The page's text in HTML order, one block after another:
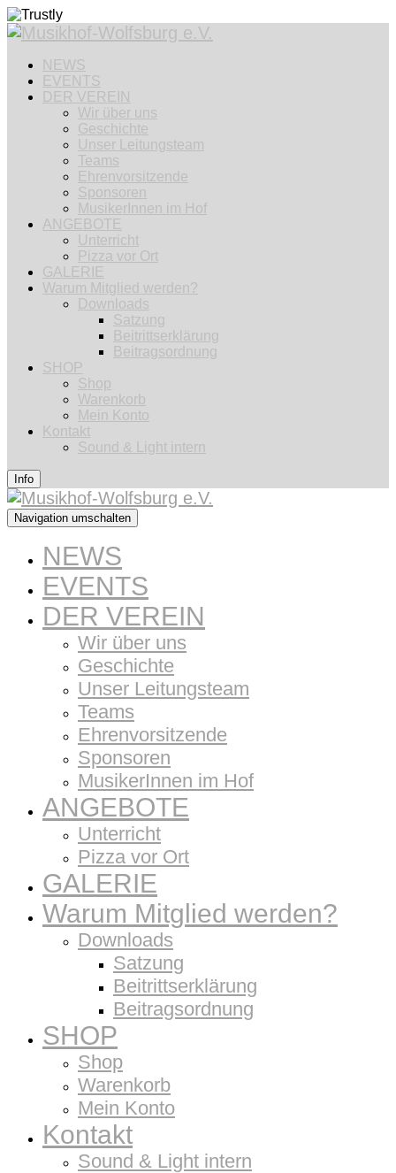
NEWS
EVENTS
DER VEREIN
Wir über uns
Geschichte
Unser Leitungsteam
Teams
Ehrenvorsitzende
Sponsoren
MusikerInnen im Hof
ANGEBOTE
Unterricht
Pizza vor Ort
GALERIE
Warum Mitglied werden?
Downloads
Satzung
Beitrittserklärung
Beitragsordnung
SHOP
Shop
Warenkorb
Mein Konto
Kontakt
Sound & Light intern
Info
Navigation umschalten
NEWS
EVENTS
DER VEREIN
Wir über uns
Geschichte
Unser Leitungsteam
Teams
Ehrenvorsitzende
Sponsoren
MusikerInnen im Hof
ANGEBOTE
Unterricht
Pizza vor Ort
GALERIE
Warum Mitglied werden?
Downloads
Satzung
Beitrittserklärung
Beitragsordnung
SHOP
Shop
Warenkorb
Mein Konto
Kontakt
Sound & Light intern